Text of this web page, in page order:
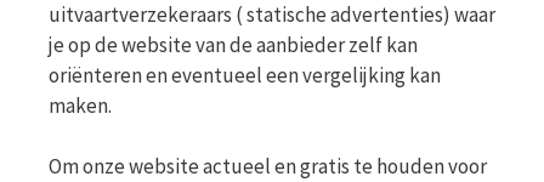
uitvaartverzekeraars ( statische advertenties) waar
je op de website van de aanbieder zelf kan
oriënteren en eventueel een vergelijking kan
maken.
Om onze website actueel en gratis te houden voor